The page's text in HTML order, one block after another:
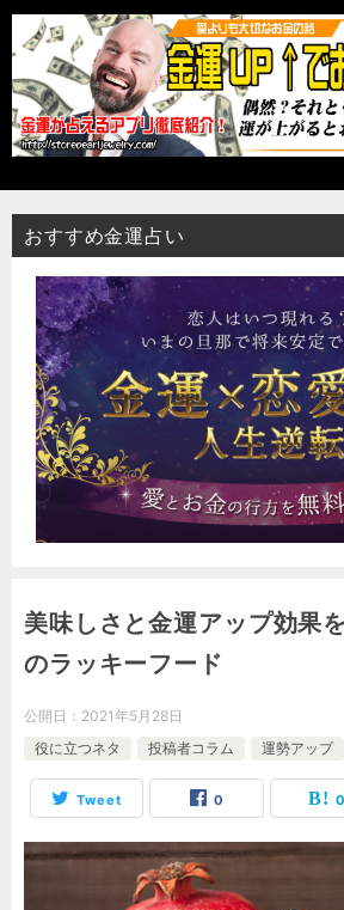
おすすめ金運占い
美味しさと金運アップ効果
のラッキーフード
公開日： 2021年5月28日
役に立つネタ
投稿者コラム 運勢アップ
Tweet 0 0